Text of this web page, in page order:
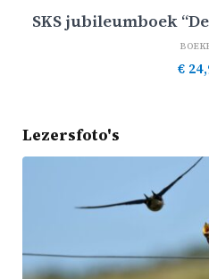
SKS jubileumboek
€
Lezersfoto's